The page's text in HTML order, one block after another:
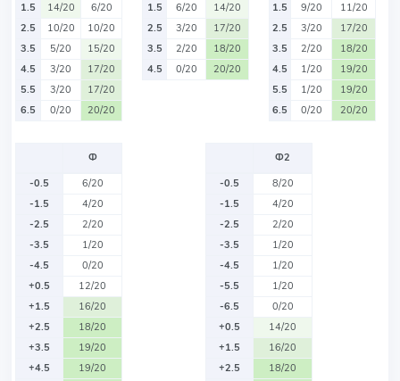
1.5
14/20
6/20
2.5
10/20
10/20
3.5
5/20
15/20
4.5
3/20
17/20
5.5
3/20
17/20
6.5
0/20 20/20
1.5
6/20
14/20
2.5
3/20
17/20
3.5
2/20
18/20
4.5
0/20 20/20
1.5
9/20
11/20
2.5
3/20
17/20
3.5
2/20
18/20
4.5
1/20
19/20
5.5
1/20
19/20
6.5
0/20 20/20
Ф
-0.5
6/20
-1.5
4/20
-2.5
2/20
-3.5
1/20
-4.5
0/20
+0.5
12/20
+1.5
16/20
+2.5
18/20
+3.5
19/20
+4.5
19/20
Ф2
-0.5
8/20
-1.5
4/20
-2.5
2/20
-3.5
1/20
-4.5
1/20
-5.5
1/20
-6.5
0/20
+0.5
14/20
+1.5
16/20
+2.5
18/20